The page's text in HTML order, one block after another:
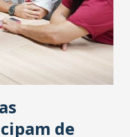
do imaginário pessoal
Suas obras refletem
cultura de rua,
em seus
de